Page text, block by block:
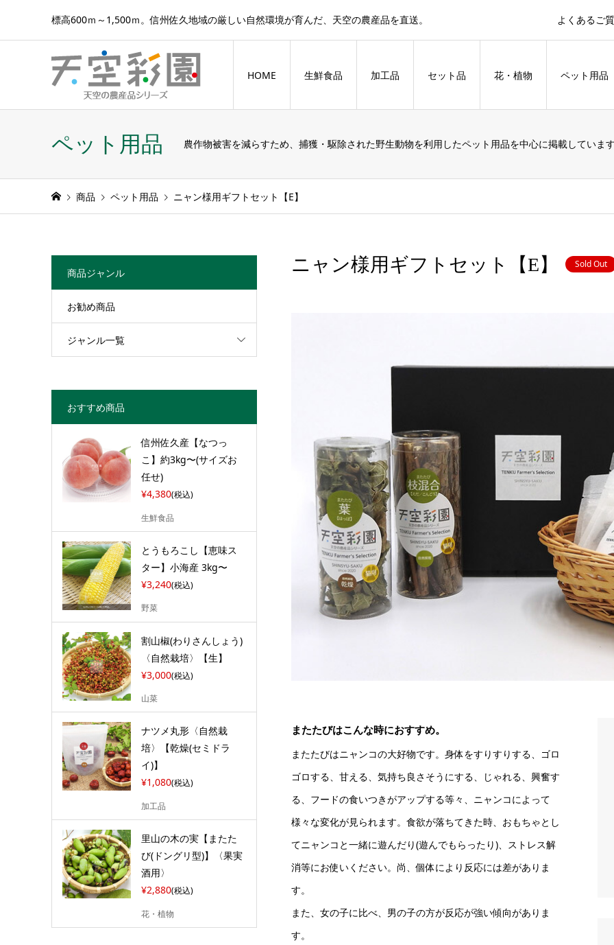
標高600ｍ～1,500ｍ。信州佐久地域の厳しい自然環境が育んだ、天空の農産品を直送。 よくあるご
HOME 生鮮食品 加工品 セット品 花・植物 ペット用品
ペット用品 農作物被害を減らすため、捕獲・駆除された野生動物を利用したペット用品を中心に掲載しています
商品 ペット用品 ニャン様用ギフトセット【E】
ニャン様用ギフトセット【E】 Sold Out
またたびはこんな時におすすめ。
またたびはニャンコの大好物です。身体をすりすりする、ゴロ
ゴロする、甘える、気持ち良さそうにする、じゃれる、興奮す
る、フードの食いつきがアップする等々、ニャンコによって
様々な変化が見られます。食欲が落ちてきた時、おもちゃとし
てニャンコと一緒に遊んだり(遊んでもらったり)、ストレス解
消等にお使いください。尚、個体により反応には差がありま
す。
また、女の子に比べ、男の子の方が反応が強い傾向がありま
す。
商品ジャンル
お勧め商品
ジャンル一覧
おすすめ商品
信州佐久産【なつっ
こ】約3kg〜(サイズお
任せ)
¥4,380(税込)
生鮮食品
とうもろこし【恵味ス
ター】小海産 3kg〜
¥3,240(税込)
野菜
割山椒(わりさんしょう)
〈自然栽培〉【生】
¥3,000(税込)
山菜
ナツメ丸形〈自然栽
培〉【乾燥(セミドラ
イ)】
¥1,080(税込)
加工品
里山の木の実【またた
び(ドングリ型)】〈果実
酒用〉
¥2,880(税込)
花・植物